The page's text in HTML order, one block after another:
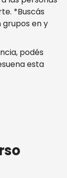
*Buscás
en y
podés
esta